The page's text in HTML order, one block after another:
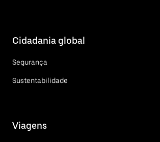
Cidadania global
Segurança
Sustentabilidade
Viagens